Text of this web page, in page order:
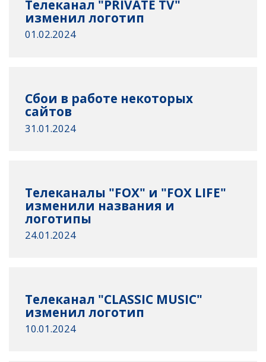
Телеканал "PRIVATE TV"
изменил логотип
01.02.2024
Сбои в работе некоторых
сайтов
31.01.2024
Телеканалы "FOX" и "FOX LIFE"
изменили названия и
логотипы
24.01.2024
Телеканал "CLASSIC MUSIC"
изменил логотип
10.01.2024